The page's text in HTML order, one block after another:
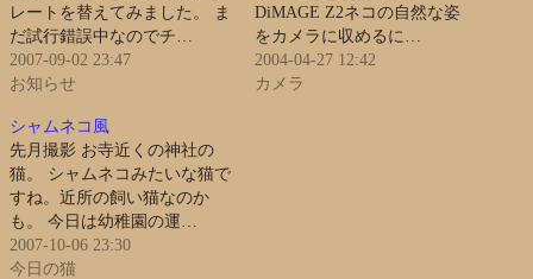
レートを替えてみました。 ま
だ試行錯誤中なのでチ…
2007-09-02 23:47
お知らせ
DiMAGE Z2ネコの自然な姿
をカメラに収めるに…
2004-04-27 12:42
カメラ
シャムネコ風
先月撮影 お寺近くの神社の
猫。 シャムネコみたいな猫で
すね。近所の飼い猫なのか
も。 今日は幼稚園の運…
2007-10-06 23:30
今日の猫